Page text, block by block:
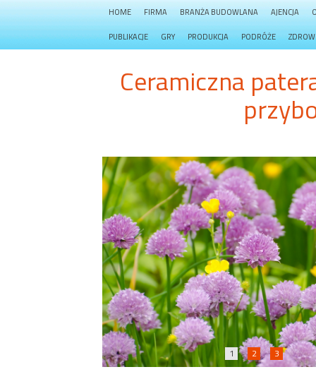
HOME FIRMA BRANŻA BUDOWLANA AJENCJA
PUBLIKACJE GRY PRODUKCJA PODRÓŻE
Ceramiczna
1 2 3